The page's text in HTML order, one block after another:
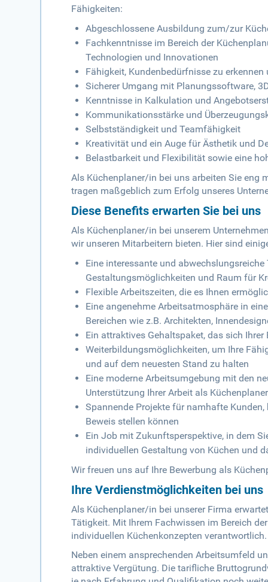
Fähigkeiten:
Abgeschlossene Ausbildung zum/zur
Fachkenntnisse im Bereich der
Technologien und Innovationen
Fähigkeit, Kundenbedürfnisse zu
Sicherer Umgang mit Planungssoftware,
Kenntnisse in Kalkulation und
Kommunikationsstärke und
Selbstständigkeit und Teamfähigkeit
Kreativität und ein Auge für Ästhetik und
Belastbarkeit und Flexibilität sowie eine
Als Küchenplaner/in bei uns arbeiten Sie eng
tragen maßgeblich zum Erfolg unseres
Diese Benefits erwarten Sie bei uns
Als Küchenplaner/in bei unserem
wir unseren Mitarbeitern bieten. Hier sind
Eine interessante und
Gestaltungsmöglichkeiten und Raum für
Flexible Arbeitszeiten, die es Ihnen
Eine angenehme Arbeitsatmosphäre in
Bereichen wie z.B. Architekten,
Ein attraktives Gehaltspaket, das sich
Weiterbildungsmöglichkeiten, um Ihre
und auf dem neuesten Stand zu halten
Eine moderne Arbeitsumgebung mit den
Unterstützung Ihrer Arbeit als
Spannende Projekte für namhafte
Beweis stellen können
Ein Job mit Zukunftsperspektive, in dem
individuellen Gestaltung von Küchen und
Wir freuen uns auf Ihre Bewerbung als
Ihre Verdienstmöglichkeiten bei uns
Als Küchenplaner/in bei unserer Firma
Tätigkeit. Mit Ihrem Fachwissen im Bereich
individuellen Küchenkonzepten verantwortlich.
Neben einem ansprechenden Arbeitsumfeld
attraktive Vergütung. Die tarifliche